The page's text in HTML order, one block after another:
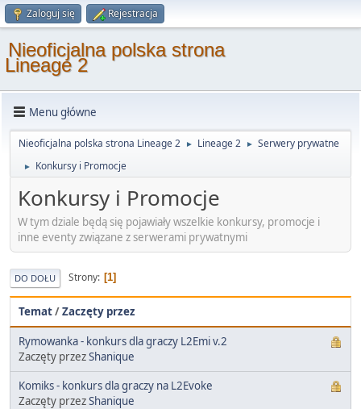
Zaloguj się Rejestracja
Nieoficjalna polska strona
Lineage 2
Menu główne
Nieoficjalna polska strona Lineage 2 ► Lineage 2 ► Serwery prywatne
► Konkursy i Promocje
Konkursy i Promocje
W tym dziale będą się pojawiały wszelkie konkursy, promocje i
inne eventy związane z serwerami prywatnymi
DO DOŁU Strony 1
Temat/Zaczęty przez
Rymowanka - konkurs dla graczy L2Emi v.2
Zaczęty przezShanique
Komiks - konkurs dla graczy na L2Evoke
Zaczęty przezShanique